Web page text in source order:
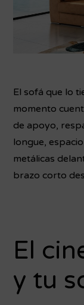
El sofá que lo
momento
de apoyo,
longue,
metálicas
brazo corto
El
y tu